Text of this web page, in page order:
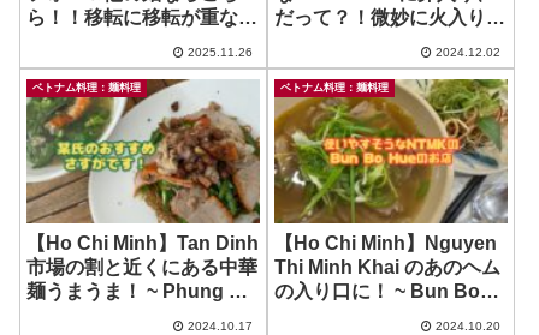
ら！！移転に移転が重なっ
Cat Tuong
2025.11.26
だって？！微妙に火入りの
美味しいぞ！ ~ Banh
Cuon Hai Nam
2024.12.02
ベトナム料理：麺料理
【Ho Chi Minh】Tan Dinh
市場の割と近くにある中華
麺うまうま！ ~ Phung Ky
2024.10.17
ベトナム料理：麺料理
【Ho Chi Minh】Nguyen
Thi Minh Khai のあのヘム
の入り口に！ ~ Bun Bo
2024.10.20